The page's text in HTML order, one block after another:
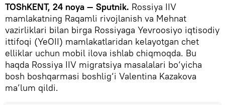
TOShKENT, 24 noya — Sputnik. Rossiya IIV
mamlakatning Raqamli rivojlanish va Mehnat
vazirliklari bilan birga Rossiyaga Yevroosiyo iqtisodiy
ittifoqi (YeOII) mamlakatlaridan kelayotgan chet
elliklar uchun mobil ilova ishlab chiqmoqda. Bu
haqda Rossiya IIV migratsiya masalalari bo‘yicha
bosh boshqarmasi boshlig‘i Valentina Kazakova
ma’lum qildi.